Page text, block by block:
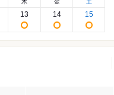
木
13
金
14
土
15